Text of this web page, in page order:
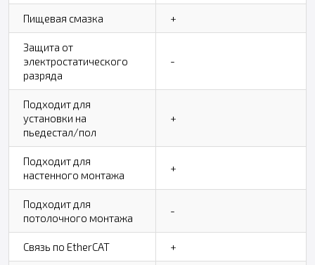
Пищевая смазка +
Защита от
электростатического
разряда
-
Подходит для
установки на
пьедестал/пол
+
Подходит для
настенного монтажа
+
Подходит для
потолочного монтажа
-
Связь по EtherCAT +